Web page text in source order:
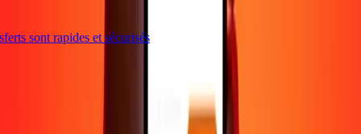
sont rapides et sécurisés